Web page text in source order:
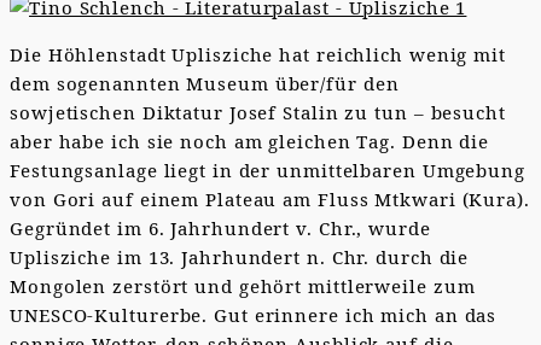
Die Höhlenstadt Uplisziche hat reichlich wenig mit
dem sogenannten Museum über/für den
sowjetischen Diktatur Josef Stalin zu tun – besucht
aber habe ich sie noch am gleichen Tag. Denn die
Festungsanlage liegt in der unmittelbaren Umgebung
von Gori auf einem Plateau am Fluss Mtkwari (Kura).
Gegründet im 6. Jahrhundert v. Chr., wurde
Uplisziche im 13. Jahrhundert n. Chr. durch die
Mongolen zerstört und gehört mittlerweile zum
UNESCO-Kulturerbe. Gut erinnere ich mich an das